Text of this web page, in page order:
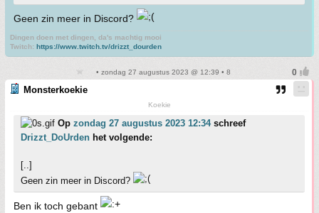
Geen zin meer in Discord?
Dingen doen met dingen, da's machtig mooi
Twitch: https://www.twitch.tv/drizzt_dourden
• zondag 27 augustus 2023 @ 12:39 • 8
Monsterkoekie
Koekie
Op zondag 27 augustus 2023 12:34schreef
Drizzt_DoUrden het volgende:
[..]
Geen zin meer in Discord?
Ben ik toch gebant